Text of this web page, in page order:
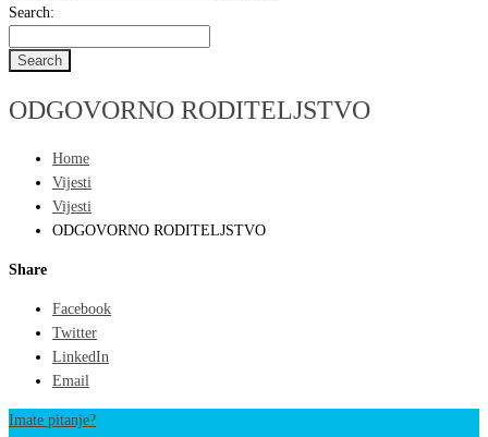
for:
Search
Search:
ODGOVORNO RODITELJSTVO
Home
Vijesti
Vijesti
ODGOVORNO RODITELJSTVO
Share
Facebook
Twitter
LinkedIn
Email
Imate pitanje?